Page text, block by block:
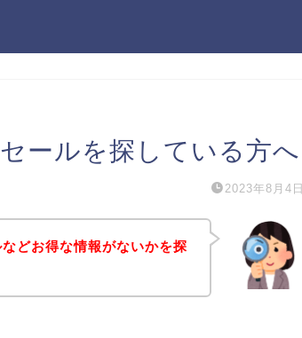
ールを探している方へ
2023年8月4日
どお得な情報がないかを探